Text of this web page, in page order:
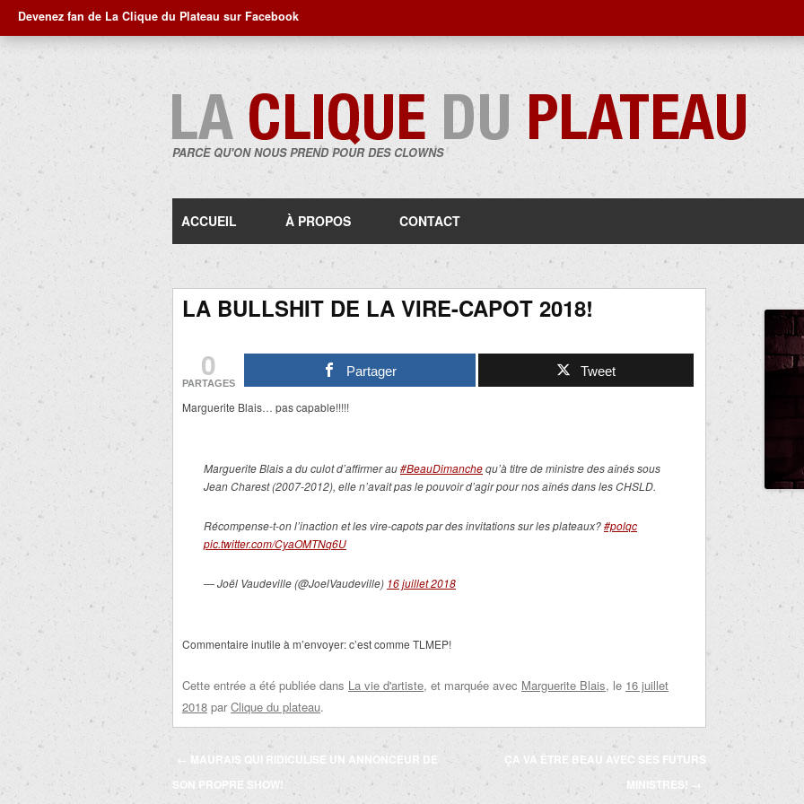
Devenez fan de La Clique du Plateau sur Facebook
PARCE QU'ON NOUS PREND POUR DES CLOWNS
au
ACCUEIL À PROPOS CONTACT
LA BULLSHIT DE LA VIRE-CAPOT 2018!
0
PARTAGES
Partager Tweet
Marguerite Blais… pas capable!!!!!
Marguerite Blais a du culot d’affirmer au#BeauDimanchequ’à titre de ministre des aînés sous
Jean Charest (2007-2012), elle n’avait pas le pouvoir d’agir pour nos aînés dans les CHSLD.
Récompense-t-on l’inaction et les vire-capots par des invitations sur les plateaux?#polqc
pic.twitter.com/CyaOMTNq6U
— Joël Vaudeville (@JoelVaudeville) 16 juillet 2018
Commentaire inutile à m’envoyer: c’est comme TLMEP!
Cette entrée a été publiée dans La vie d'artiste, et marquée avec Marguerite Blais, le 16 juillet
2018 par Clique du plateau.
Navigation
des
←
MAURAIS QUI RIDICULISE UN ANNONCEUR DE
SON PROPRE SHOW!
ÇA VA ÊTRE BEAU AVEC SES FUTURS
MINISTRES! →